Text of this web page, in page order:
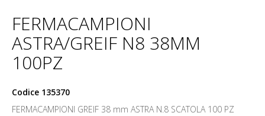
FERMACAMPIONI
ASTRA/GREIF N8 38MM
100PZ
Codice 135370
FERMACAMPIONI GREIF 38 mm ASTRA N.8 SCATOLA 100 PZ